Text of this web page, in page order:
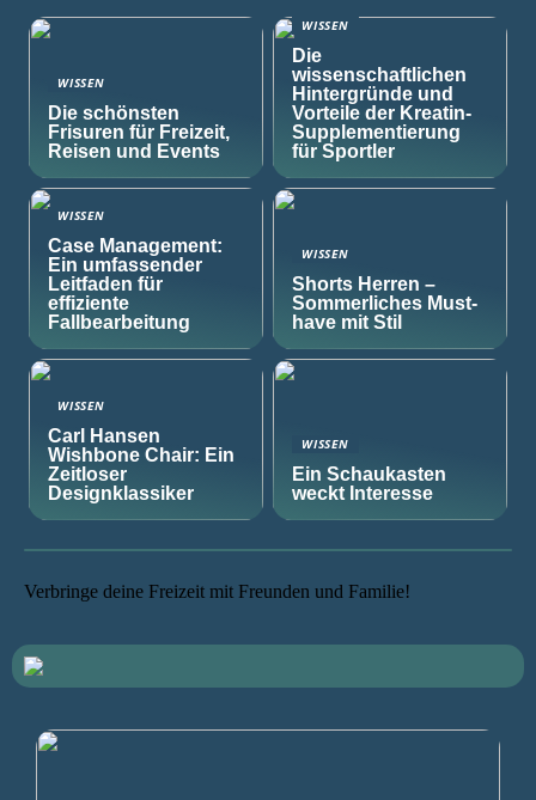
WISSEN
Die schönsten
Frisuren für Freizeit,
Reisen und Events
WISSEN
Die
wissenschaftlichen
Hintergründe und
Vorteile der Kreatin-
Supplementierung
für Sportler
WISSEN
Case Management:
Ein umfassender
Leitfaden für
effiziente
Fallbearbeitung
WISSEN
Shorts Herren –
Sommerliches Must-
have mit Stil
WISSEN
Carl Hansen
Wishbone Chair: Ein
Zeitloser
Designklassiker
WISSEN
Ein Schaukasten
weckt Interesse
Verbringe deine Freizeit mit Freunden und Familie!